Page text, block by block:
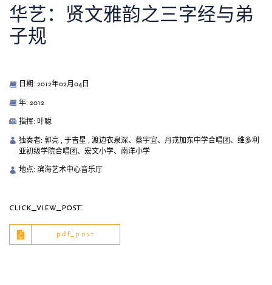
华艺：贤文雅韵之三字经与弟
子规
日期: 2012年02月04日
年: 2012
指挥: 叶聪
独奏者: 郭亮 , 于吉星 , 渡边衣泉深、蔡宇宜、丹戎加东中学合唱团、维多利
亚初级学院合唱团、宏文小学、南洋小学
地点: 滨海艺术中心音乐厅
click_view_post:
pdf_post